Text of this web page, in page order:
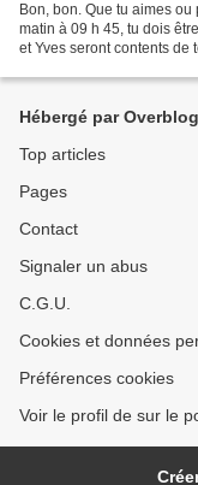
Bon, bon. Que tu aimes
matin à 09 h 45, tu dois
et Yves seront contents de
Hébergé par Overblog
Top articles
Pages
Contact
Signaler un abus
C.G.U.
Cookies et données
Préférences cookies
Voir le profil de sur le